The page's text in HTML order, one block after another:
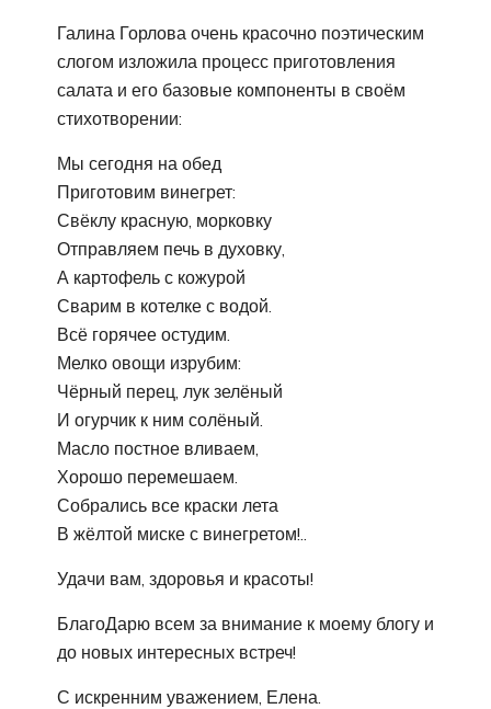
Галина Горлова очень красочно поэтическим
слогом изложила процесс приготовления
салата и его базовые компоненты в своём
стихотворении:
Мы сегодня на обед
Приготовим винегрет:
Свёклу красную, морковку
Отправляем печь в духовку,
А картофель с кожурой
Сварим в котелке с водой.
Всё горячее остудим.
Мелко овощи изрубим:
Чёрный перец, лук зелёный
И огурчик к ним солёный.
Масло постное вливаем,
Хорошо перемешаем.
Собрались все краски лета
В жёлтой миске с винегретом!..
Удачи вам, здоровья и красоты!
БлагоДарю всем за внимание к моему блогу и
до новых интересных встреч!
С искренним уважением, Елена.